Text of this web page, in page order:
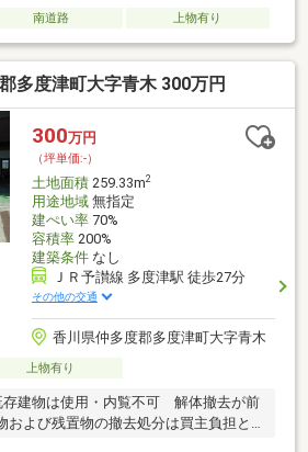
南道路 上物有り
多度津町大字青木 300万円
300万円
（坪単価:-）
土地面積259.33m2
用途地域無指定
建ぺい率70%
容積率200%
建築条件なし
ＪＲ予讃線 多度津駅 徒歩27分
その他の交通
香川県仲多度郡多度津町大字青木
上物有り
存建物は使用・内覧不可 解体撤去が前
および残置物の撤去処分は買主負担と